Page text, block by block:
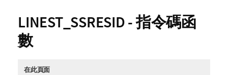
LINEST_SSRESID - 指令碼函
數
在此頁面